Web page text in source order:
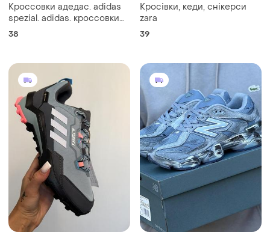
Кроссовки адедас. adidas
spezial. adidas. кроссовки
38 размер. кроссовки.
38
Кросівки, кеди, снікерси
zara
39